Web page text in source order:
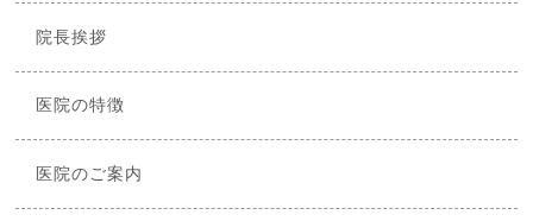
院長挨拶
医院の特徴
医院のご案内